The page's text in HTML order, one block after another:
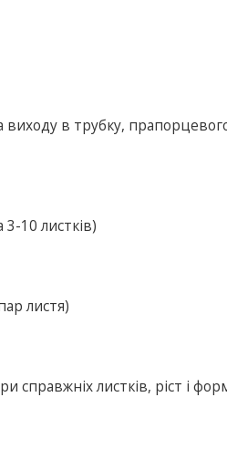
виходу в трубку,
10 листків)
листя)
справжніх листків, ріст і